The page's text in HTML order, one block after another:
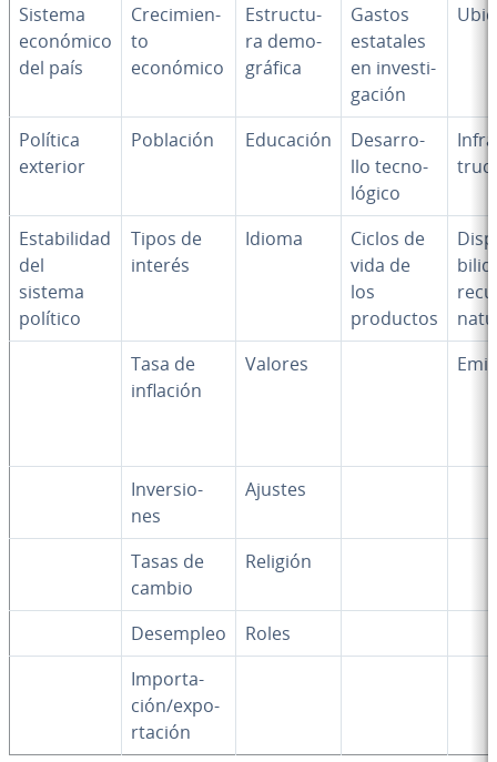
Sistema
económico
del país
Cre­ci­mie­n­
to
económico
Es­tru­c­tu­
ra de­mo­
grá­fi­ca
Gastos
estatales
en in­ve­s­ti­
ga­ción
Política
exterior
Población Educación
De­sa­rro­
llo te­c­no­
ló­gi­co
Es­ta­bi­li­dad
del
sistema
político
Tipos de
interés
Idioma
Ciclos de
vida de
los
productos
Tasa de
inflación
Valores
In­ve­r­sio­
nes
Ajustes
Tasas de
cambio
Religión
Desempleo
Roles
Im­po­r­ta­
ción/ex­po­
r­ta­ción